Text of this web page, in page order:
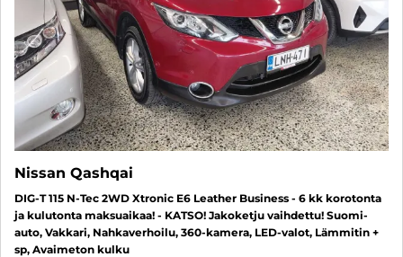
Nissan Qashqai
DIG-T 115 N-Tec 2WD Xtronic E6 Leather Business - 6 kk korotonta
ja kulutonta maksuaikaa! - KATSO! Jakoketju vaihdettu! Suomi-
auto, Vakkari, Nahkaverhoilu, 360-kamera, LED-valot, Lämmitin +
sp, Avaimeton kulku